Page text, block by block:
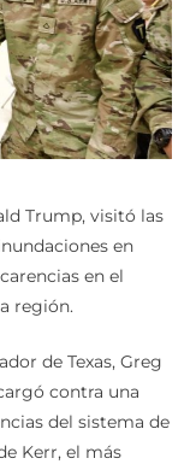
Trump, visitó las
en
en el
región.
de Texas, Greg
contra una
del sistema de
Kerr, el más